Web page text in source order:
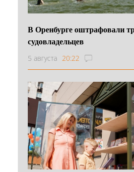
В Оренбурге оштрафовали
судовладельцев
5 августа 20:22